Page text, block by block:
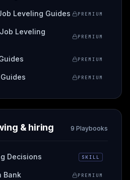
Leveling Guides PREMIUM
Leveling
PREMIUM
PREMIUM
PREMIUM
& hiring 9 Playbooks
Decisions SKILL
Bank PREMIUM